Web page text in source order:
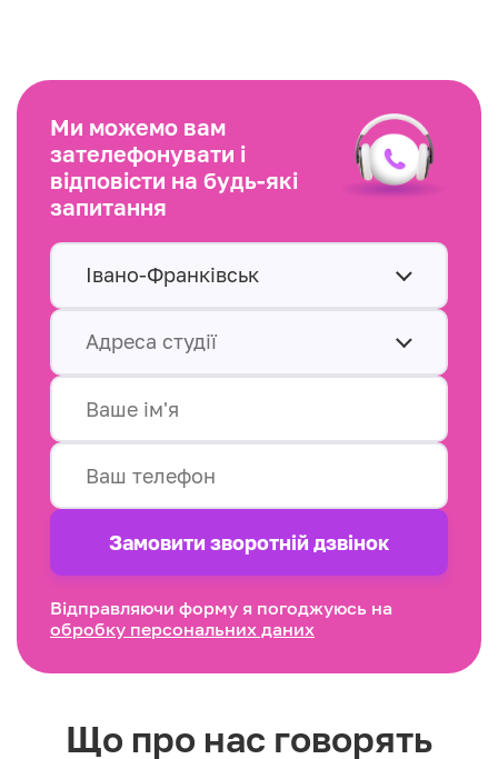
Ми можемо вам
зателефонувати і
відповісти на будь-які
запитання
Івано-Франківськ
Адреса студії
Замовити зворотнiй дзвінок
Відправляючи форму я погоджуюсь на
обробку персональних даних
Що про нас говорять